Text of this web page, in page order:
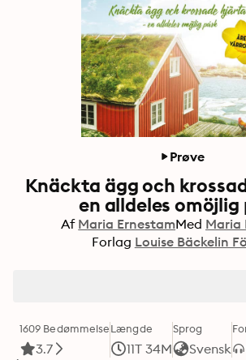
Prøve
Knäckta ägg och
en alldeles omöjlig
Af Maria ErnestamMed Maria
Forlag Louise Bäckelin
1609 Bedømmelse
3.7
Længde
11T 34M
Sprog
Svensk